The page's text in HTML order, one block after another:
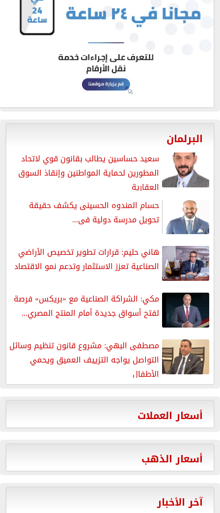
البرلمان
سعيد حساسين يطالب بقانون قوي لاتحاد
المطورين لحماية المواطنين وإنقاذ السوق
العقارية
حسام المندوه الحسينى يكشف حقيقة
تحويل مدرسة دولية فى...
هاني حليم: قرارات تطوير تخصيص الأراضي
الصناعية تعزز الاستثمار وتدعم نمو الاقتصاد
مكي: الشراكة الصناعية مع «بريكس» فرصة
لفتح أسواق جديدة أمام المنتج المصري...
مصطفى البهي: مشروع قانون تنظيم وسائل
التواصل يواجه التزييف العميق ويحمي
الأطفال
أسعار العملات
أسعار الذهب
آخر الأخبار